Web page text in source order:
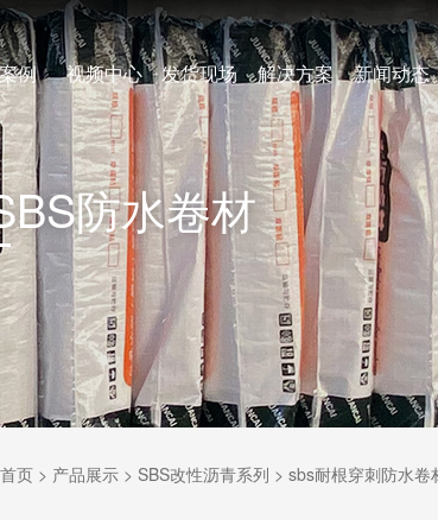
例 视频中心 发货现场 解决方案 新闻动态
防水卷材
首页> 产品展示> SBS改性沥青系列 > sbs耐根穿刺防水卷